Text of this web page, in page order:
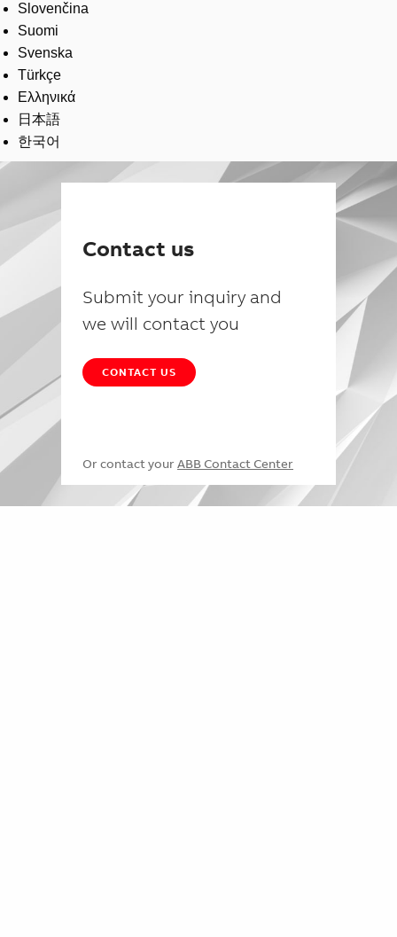
Slovenčina
Suomi
Svenska
Türkçe
Ελληνικά
日本語
한국어
Contact us
Submit your inquiry and
we will contact you
CONTACT US
Or contact your ABB Contact Center